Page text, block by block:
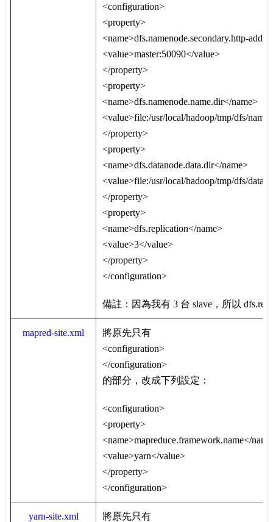
<configuration>
<property>
<name>dfs.namenode.secondary.http-
<value>master:50090</value>
</property>
<property>
<name>dfs.namenode.name.dir</name>
<value>file:/usr/local/hadoop/tmp/dfs/
</property>
<property>
<name>dfs.datanode.data.dir</name>
<value>file:/usr/local/hadoop/tmp/dfs/
</property>
<property>
<name>dfs.replication</name>
<value>3</value>
</property>
</configuration>
備註：因為我有 3 台 slave，所以
mapred-site.xml
將原先只有
<configuration>
</configuration>
的部分，改成下列設定：
<configuration>
<property>
<name>mapreduce.framework.name</
<value>yarn</value>
</property>
</configuration>
yarn-site.xml
將原先只有